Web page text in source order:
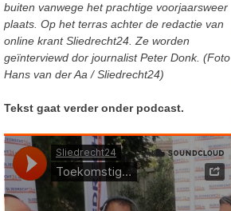
buiten vanwege het prachtige voorjaarsweer
plaats. Op het terras achter de redactie van
online krant Sliedrecht24. Ze worden
geïnterviewd dor journalist Peter Donk. (Foto
Hans van der Aa / Sliedrecht24)
Tekst gaat verder onder podcast.